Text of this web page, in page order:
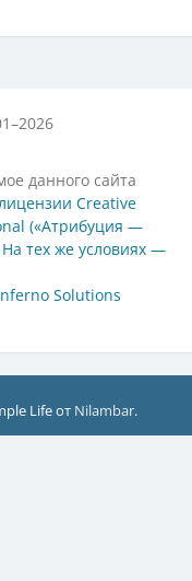
данного сайта
лицензии Creative
(«Атрибуция —
тех же условиях —
Solutions
Life от Nilambar.